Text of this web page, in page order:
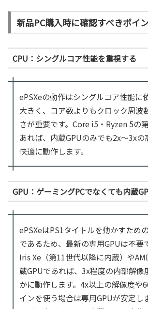
新品PC購入時に確認すべきポイ
CPU：シングルコア性能を重視する
ePSXeの動作はシングルコア性能に
大きく、コア数よりもクロック周波
さが重要です。Core i5・Ryzen 5の
あれば、内蔵GPUのみでも2x〜3xの
快適に動作します。
GPU：ゲーミングPCでなくても内蔵
ePSXeはPS1タイトルを動かすため
であるため、最新の専用GPUは不要
Iris Xe（第11世代以降に内蔵）や
蔵GPUであれば、3x程度の内部解像
かに動作します。4x以上の解像度や
インを使う場合は専用GPUが安定し